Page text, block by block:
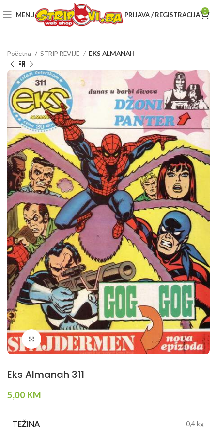
MENU PRIJAVA / REGISTRACIJA 0
Početna STRIP REVIJE EKS ALMANAH
Klikni da povečaš
Eks Almanah 311
5,00 KM
TEŽINA 0,4 kg